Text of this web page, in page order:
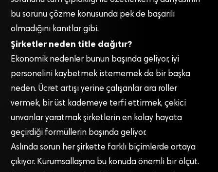
bu sorunu çözme konusunda pek de başarılı
olmadığını kanıtlar gibi.
Şirketler neden title dağıtır?
Ekonomik nedenler bunun başında geliyor, iyi
personelini kaybetmek istememek de bir başka
neden. Ücret artışı yerine çalışanlar ara roller
vermek, bir üst kademeye terfi ettirmek, çekici
unvanlar yaratmak şirketlerin en kolay hayata
geçirdiği formüllerin başında geliyor.
Aslında sorun her şirkette farklı biçimlerde ortaya
çıkıyor. Kurumsallaşma bu konuda önemli bir ölçüt.